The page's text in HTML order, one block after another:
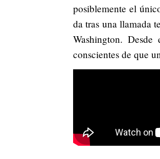
posiblemente el
da tras una llamada
Washington.
conscientes de que